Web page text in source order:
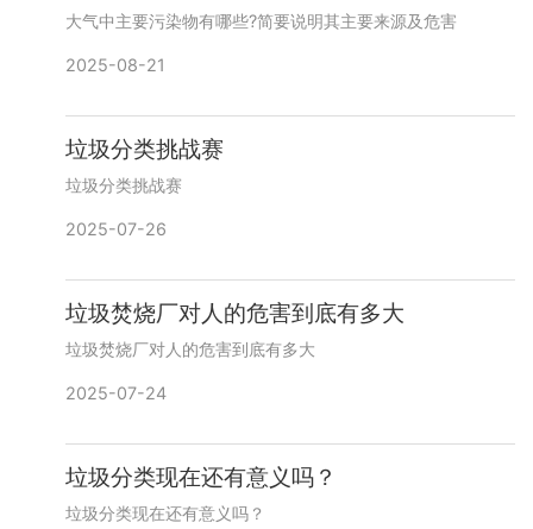
大气中主要污染物有哪些?简要说明其主要来源及危害
2025-08-21
垃圾分类挑战赛
垃圾分类挑战赛
2025-07-26
垃圾焚烧厂对人的危害到底有多大
垃圾焚烧厂对人的危害到底有多大
2025-07-24
垃圾分类现在还有意义吗？
垃圾分类现在还有意义吗？